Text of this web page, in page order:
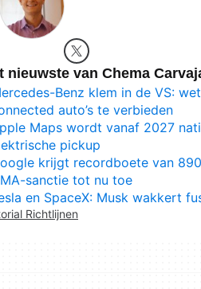
nieuwste van Chema
Benz klem in de VS:
auto’s te verbieden
Maps wordt vanaf 2027
pickup
krijgt recordboete van
sanctie tot nu toe
en SpaceX: Musk wakkert
Richtlijnen